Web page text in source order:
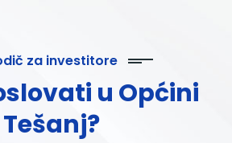
za investitore
u Općini
Tešanj?